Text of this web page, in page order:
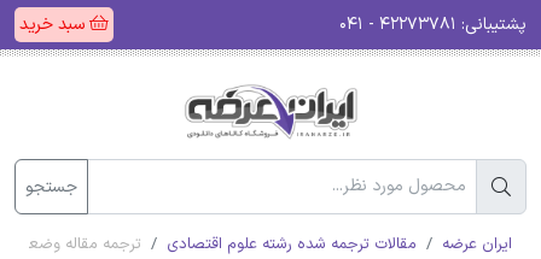
پشتیبانی: سبد خرید
جستجو
ایران عرضه مقالات ترجمه شده رشته علوم اقتصادی ترجمه مقاله وضعیت